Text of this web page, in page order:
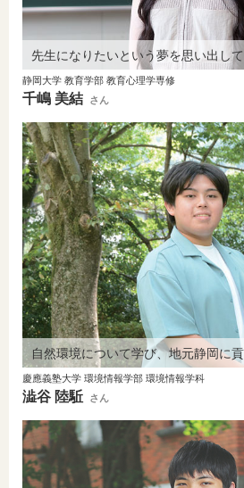
先生になりたいという夢を思い出し
静岡大学 教育学部 教育心理学専修
千嶋 美結 さん
自然環境について学び、地元静岡に
慶應義塾大学 環境情報学部 環境情報学科
澁谷 陸駈 さん